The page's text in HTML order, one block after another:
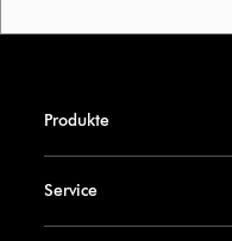
Produkte
Service